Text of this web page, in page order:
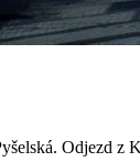
Odjezd z